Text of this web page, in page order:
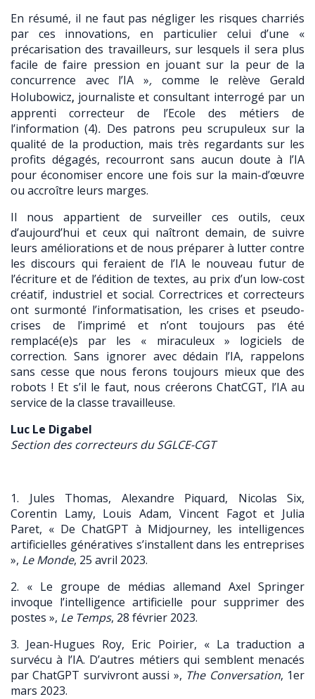
En résumé, il ne faut pas négliger les risques charriés
par ces innovations, en particulier celui d’une «
précarisation des travailleurs, sur lesquels il sera plus
facile de faire pression en jouant sur la peur de la
concurrence avec l’IA », comme le relèveGerald
Holubowicz, journaliste et consultant interrogé par un
apprenti correcteur de l’Ecole des métiers de
l’information (4). Des patrons peu scrupuleux sur la
qualité de la production, mais très regardants sur les
profits dégagés, recourront sans aucun doute à l’IA
pour économiser encore une fois sur la main-d’œuvre
ou accroître leurs marges.
Il nous appartient de surveiller ces outils, ceux
d’aujourd’hui et ceux qui naîtront demain, de suivre
leurs améliorations et de nous préparer à lutter contre
les discours qui feraient de l’IA le nouveau futur de
l’écriture et de l’édition de textes, au prix d’un low-cost
créatif, industriel et social. Correctrices et correcteurs
ont surmonté l’informatisation, les crises et pseudo-
crises de l’imprimé et n’ont toujours pas été
remplacé(e)s par les « miraculeux » logiciels de
correction. Sans ignorer avec dédain l’IA, rappelons
sans cesse que nous ferons toujours mieux que des
robots ! Et s’il le faut, nous créerons ChatCGT, l’IA au
service de la classe travailleuse.
Luc Le Digabel
Section des correcteurs du SGLCE-CGT
1. Jules Thomas, Alexandre Piquard, Nicolas Six,
Corentin Lamy, Louis Adam, Vincent Fagot et Julia
Paret, « De ChatGPT à Midjourney, les intelligences
artificielles génératives s’installent dans les entreprises
», Le Monde, 25 avril 2023.
2. « Le groupe de médias allemand Axel Springer
invoque l’intelligence artificielle pour supprimer des
postes », Le Temps, 28 février 2023.
3. Jean-Hugues Roy, Eric Poirier, « La traduction a
survécu à l’IA. D’autres métiers qui semblent menacés
par ChatGPT survivront aussi », The Conversation, 1er
mars 2023.